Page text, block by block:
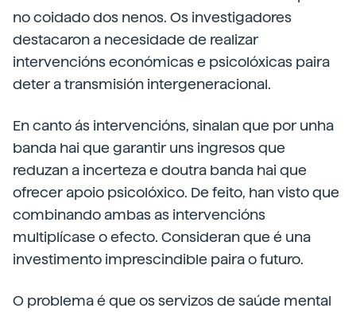
no coidado dos nenos. Os investigadores
destacaron a necesidade de realizar
intervencións económicas e psicolóxicas paira
deter a transmisión intergeneracional.
En canto ás intervencións, sinalan que por unha
banda hai que garantir uns ingresos que
reduzan a incerteza e doutra banda hai que
ofrecer apoio psicolóxico. De feito, han visto que
combinando ambas as intervencións
multiplícase o efecto. Consideran que é una
investimento imprescindible paira o futuro.
O problema é que os servizos de saúde mental